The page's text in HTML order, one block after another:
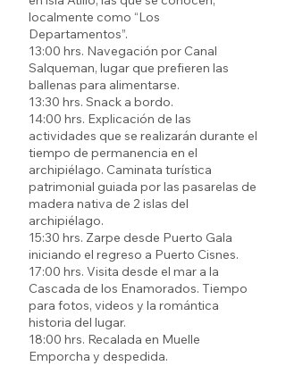
localmente como “Los
Departamentos”.
13:00 hrs. Navegación por Canal
Salqueman, lugar que prefieren las
ballenas para alimentarse.
13:30 hrs. Snack a bordo.
14:00 hrs. Explicación de las
actividades que se realizarán durante el
tiempo de permanencia en el
archipiélago. Caminata turística
patrimonial guiada por las pasarelas de
madera nativa de 2 islas del
archipiélago.
15:30 hrs. Zarpe desde Puerto Gala
iniciando el regreso a Puerto Cisnes.
17:00 hrs. Visita desde el mar a la
Cascada de los Enamorados. Tiempo
para fotos, videos y la romántica
historia del lugar.
18:00 hrs. Recalada en Muelle
Emporcha y despedida.